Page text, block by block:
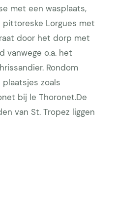
met een wasplaats,
pittoreske Lorgues met
door het dorp met
vanwege o.a. het
Rondom
zoals
bij le Thoronet.De
van St. Tropez liggen